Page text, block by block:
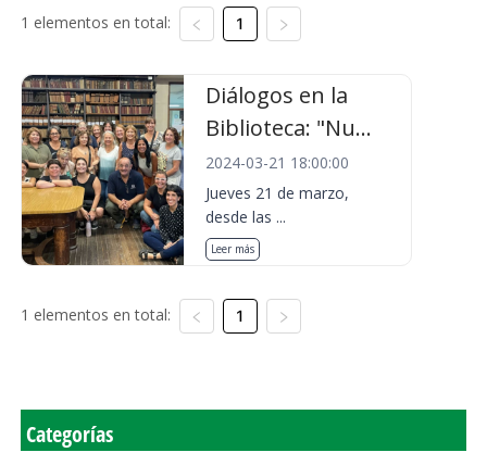
1 elementos en total: 1
Diálogos en la
Biblioteca: "Nu...
2024-03-21 18:00:00
Jueves 21 de marzo,
desde las ...
Leer más
1 elementos en total: 1
Categorías